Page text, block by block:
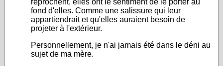
reprochent, elles ont le sentiment de le porter au
fond d'elles. Comme une salissure qui leur
appartiendrait et qu'elles auraient besoin de
projeter à l'extérieur.
Personnellement, je n'ai jamais été dans le déni au
sujet de ma mère.